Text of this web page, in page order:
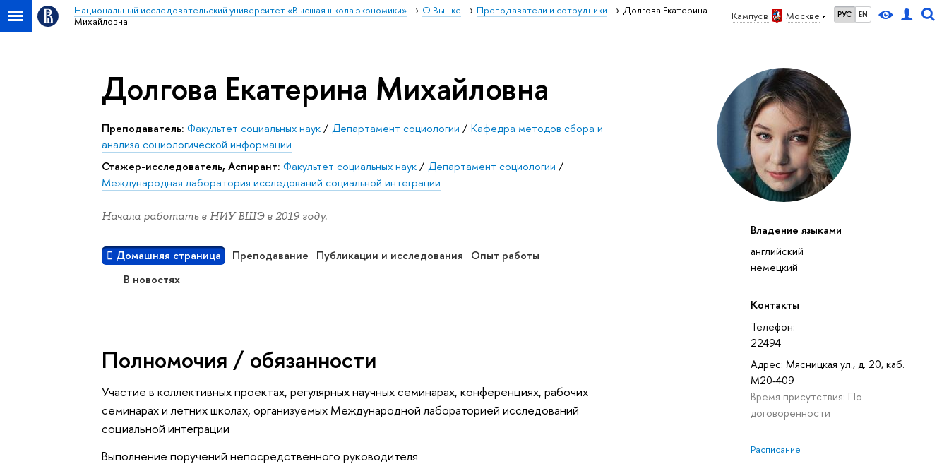
Кампус в Москве РУС EN
Национальный исследовательский университет «Высшая школа экономики» О Вышке Преподаватели и сотрудники
Долгова Екатерина
Михайловна
Владение языками
английский
немецкий
Контакты
Телефон:
22494
Адрес: Мясницкая ул., д. 20, каб.
M20-409
Время присутствия: По
договоренности
Расписание
Долгова Екатерина Михайловна
Преподаватель: Факультет социальных наук/Департамент социологии /Кафедра методов сбора и
анализа социологической информации
Стажер-исследователь, Аспирант: Факультет социальных наук/Департамент социологии /
Международная лаборатория исследований социальной интеграции
Начала работать в НИУ ВШЭ в 2019 году.
Домашняя страница Преподавание Публикации и исследования
Опыт работы
В новостях
Полномочия / обязанности
Участие в коллективных проектах, регулярных научных семинарах, конференциях, рабочих
семинарах и летних школах, организуемых Международной лабораторией исследований
социальной интеграции
Выполнение поручений непосредственного руководителя